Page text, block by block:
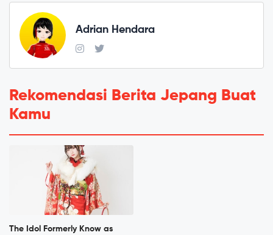
Adrian Hendara
Rekomendasi Berita Jepang Buat
Kamu
The Idol Formerly Know as